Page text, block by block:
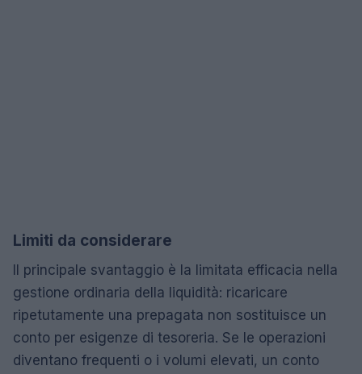
Limiti da considerare
Il principale svantaggio è la limitata efficacia nella
gestione ordinaria della liquidità: ricaricare
ripetutamente una prepagata non sostituisce un
conto per esigenze di tesoreria. Se le operazioni
diventano frequenti o i volumi elevati, un conto